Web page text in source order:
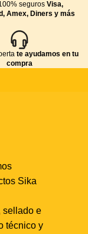
seguros Visa,
Amex, Diners y más
te ayudamos en tu
compra
Sika
sellado e
técnico y